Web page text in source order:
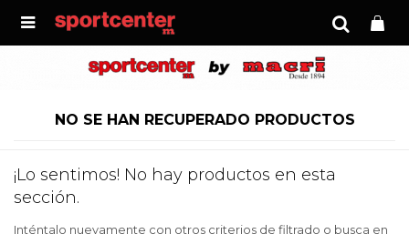

NO SE HAN RECUPERADO PRODUCTOS
¡Lo sentimos! No hay productos en esta
sección.
Inténtalo nuevamente con otros criterios de filtrado o busca en